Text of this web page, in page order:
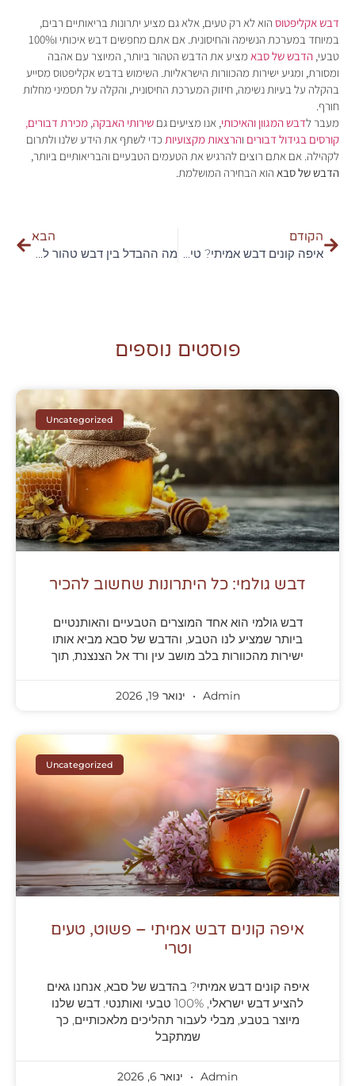
דבש אקליפטוס הוא לא רק טעים, אלא גם מציע יתרונות בריאותיים רבים,
במיוחד במערכת הנשימה והחיסונית. אם אתם מחפשים דבש איכותי ו100%
טבעי, הדבש של סבא מציע את הדבש הטהור ביותר, המיוצר עם אהבה
ומסורת, ומגיע ישירות מהכוורות הישראליות. השימוש בדבש אקליפטוס מסייע
בהקלה על בעיות נשימה, חיזוק המערכת החיסונית, והקלה על תסמיני מחלות
חורף.
מעבר לדבש המגוון והאיכותי, אנו מציעים גם שירותי האבקה, מכירת דבורים,
קורסים בגידול דבורים והרצאות מקצועיות כדי לשתף את הידע שלנו ולתרום
לקהילה. אם אתם רוצים להרגיש את הטעמים הטבעיים והבריאותיים ביותר,
הדבש של סבא הוא הבחירה המושלמת.
הקודם
איפה קונים דבש אמיתי? טיפים למבחר דבש איכותי ואורגני
הבא
מה ההבדל בין דבש טהור לדבש מעובד?
פוסטים נוספים
Uncategorized
דבש גולמי: כל היתרונות שחשוב להכיר
דבש גולמי הוא אחד המוצרים הטבעיים והאותנטיים
ביותר שמציע לנו הטבע, והדבש של סבא מביא אותו
ישירות מהכוורות בלב מושב עין ורד אל הצנצנת, תוך
Admin ינואר 19, 2026
Uncategorized
איפה קונים דבש אמיתי – פשוט, טעים
וטרי
איפה קונים דבש אמיתי? בהדבש של סבא, אנחנו גאים
להציע דבש ישראלי, 100% טבעי ואותנטי. דבש שלנו
מיוצר בטבע, מבלי לעבור תהליכים מלאכותיים, כך
שמתקבל
Admin ינואר 6, 2026